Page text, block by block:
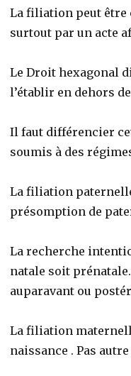
La filiation peut être
surtout par un acte
Le Droit hexagonal
l’établir en dehors
Il faut différencier
soumis à des
La filiation
présomption de
La recherche
natale soit
auparavant ou
La filiation
naissance . Pas